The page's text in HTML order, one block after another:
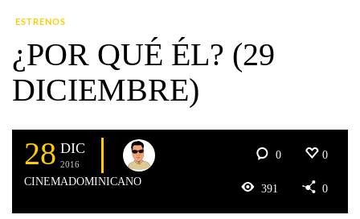
ESTRENOS
¿POR QUÉ ÉL? (29
DICIEMBRE)
28 DIC
2016
CINEMADOMINICANO
0 0
391 0